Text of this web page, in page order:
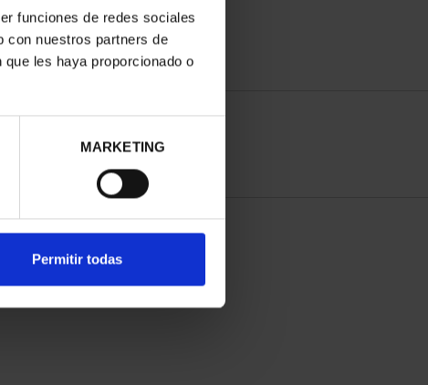
funciones de redes sociales
con nuestros partners de
les haya proporcionado o
MARKETING
Permitir todas